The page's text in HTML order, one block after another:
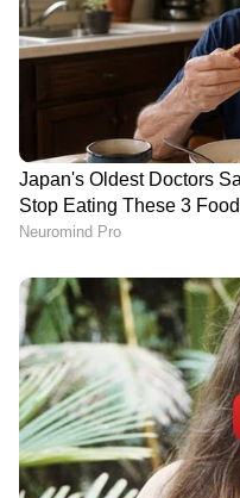
DOWNLOAD APP
എപ്പോഴും
Malayalam News
ആഴത്തിലുള്ള
റിപ്പോർട്ടിംഗും —
ഏത് സമയത്തും,
വിശ്വസനീയമായ
Asianet News